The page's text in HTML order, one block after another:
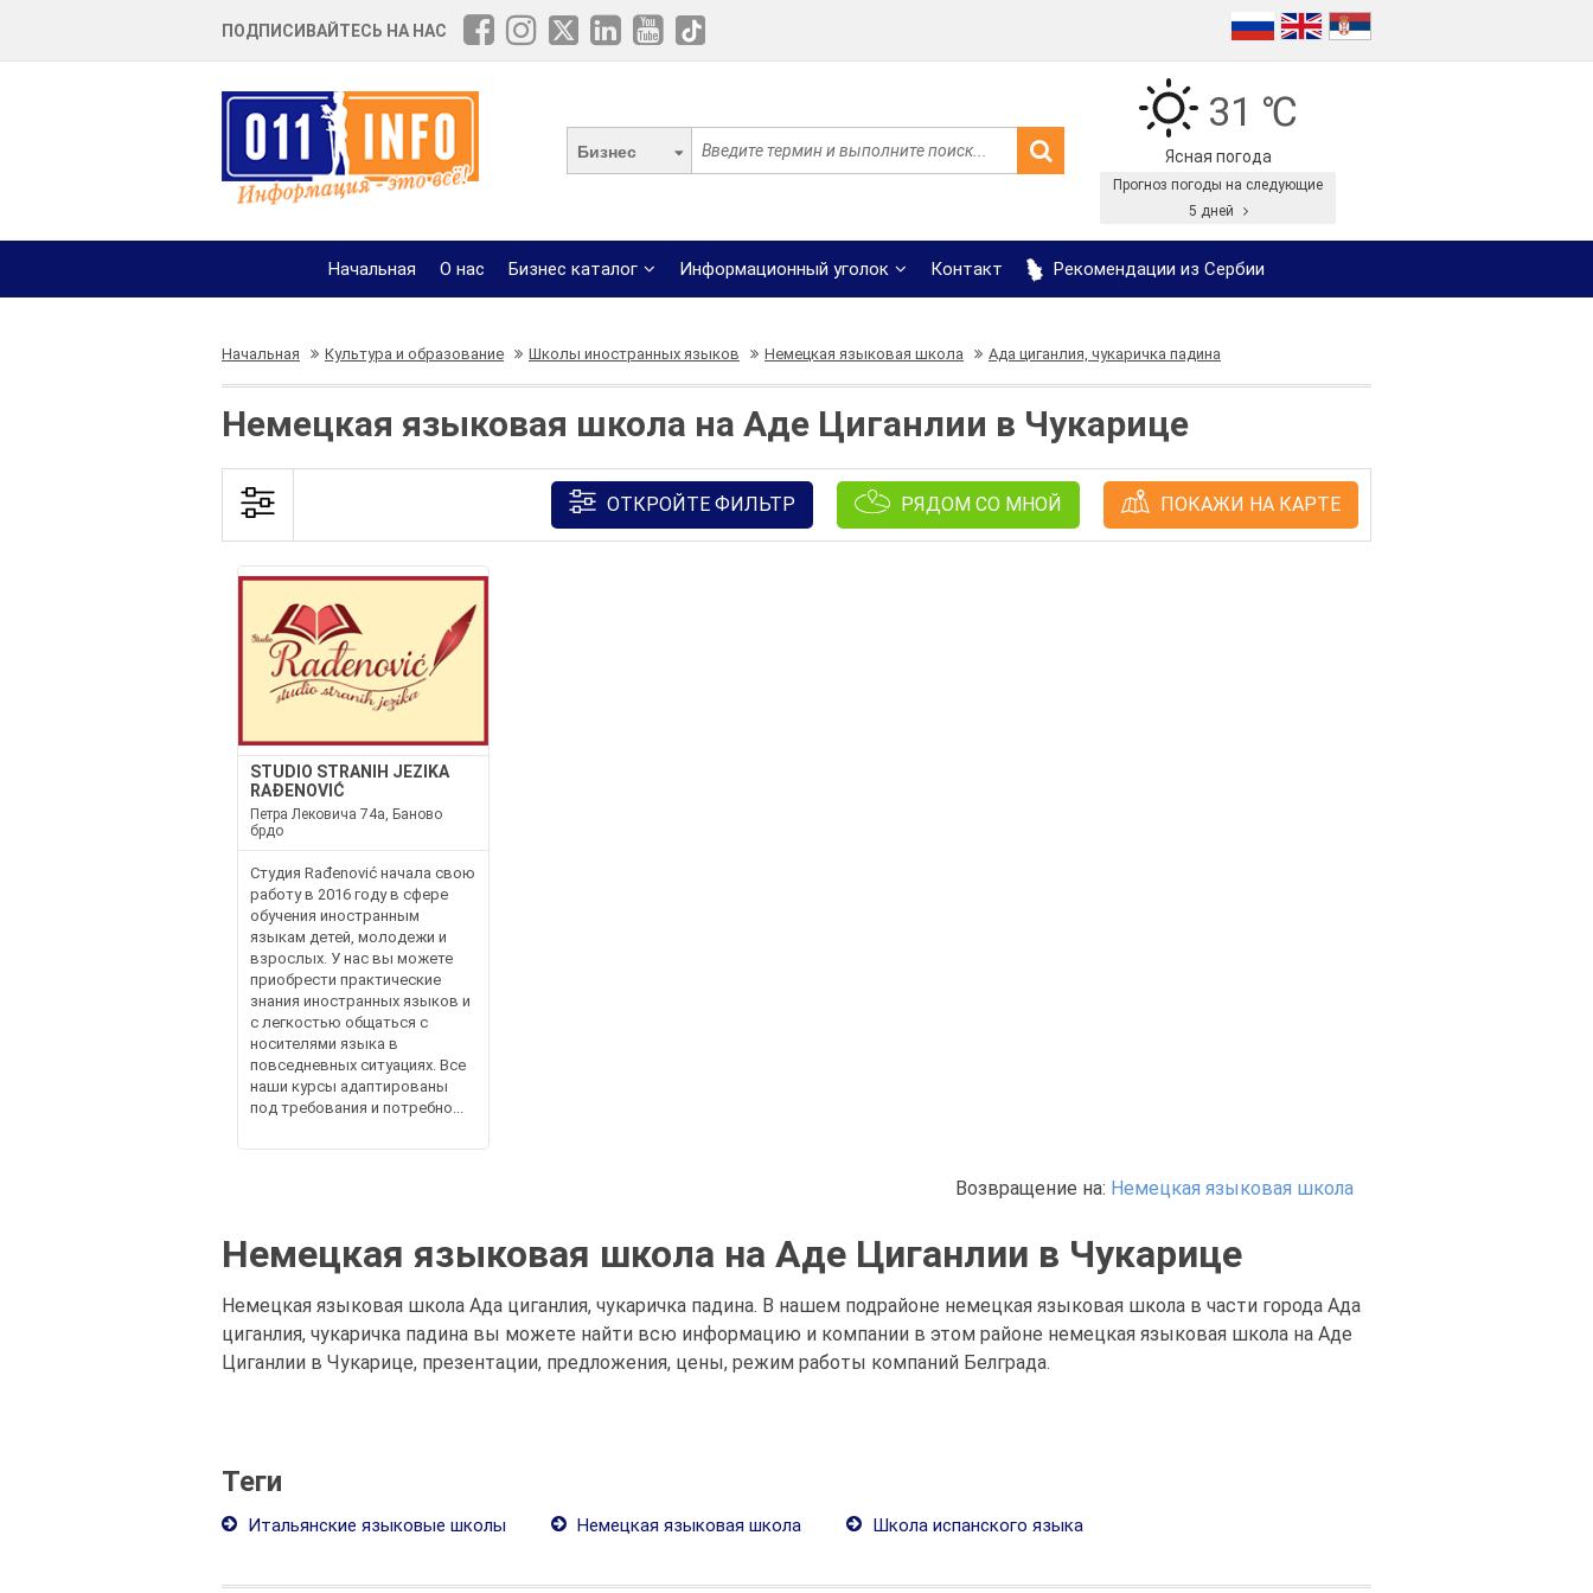
ПОДПИСИВАЙТЕСЬ НА НАС
Бизнес
31 ℃
Ясная погода
Прогноз погоды на следующие
5 дней
Начальная О нас Бизнес каталог Информационный уголок Контакт Рекомендации из Сербии
Начальная Культура и образование Школы иностранных языков Немецкая языковая школа Ада циганлия, чукаричка падина
Немецкая языковая школа на Аде Циганлии в Чукарице
ОТКРОЙТЕ ФИЛЬТР РЯДОМ СО МНОЙ ПОКАЖИ НА КАРТЕ
STUDIO STRANIH JEZIKA
RAĐENOVIĆ
Петра Лековича 74а, Баново
брдо
Студия Rađenović начала свою
работу в 2016 году в сфере
обучения иностранным
языкам детей, молодежи и
взрослых. У нас вы можете
приобрести практические
знания иностранных языков и
с легкостью общаться с
носителями языка в
повседневных ситуациях. Все
наши курсы адаптированы
под требования и потребно...
Возвращение на: Немецкая языковая школа
Немецкая языковая школа на Аде Циганлии в Чукарице
Немецкая языковая школа Ада циганлия, чукаричка падина. В нашем подрайоне немецкая языковая школа в части города Ада
циганлия, чукаричка падина вы можете найти всю информацию и компании в этом районе немецкая языковая школа на Аде
Циганлии в Чукарице, презентации, предложения, цены, режим работы компаний Белграда.
Теги
Итальянские языковые школы Немецкая языковая школа Школа испанского языка